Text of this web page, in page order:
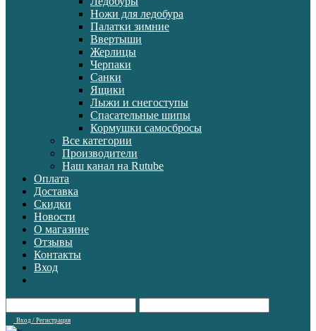
Ножи для ледобура
Палатки зимние
Ввертыши
Жерлицы
Черпаки
Санки
Ящики
Лыжи и снегоступы
Спасательные шипы
Кормушки самосбросы
Все категории
Производители
Наш канал на Rutube
Оплата
Доставка
Скидки
Новости
О магазине
Отзывы
Контакты
Вход
Вход / Регистрация